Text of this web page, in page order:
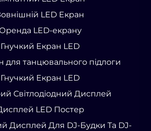
LED Екран
Оренда LED-екрану
Гнучкий Екран LED
для танцювального підлоги
Гнучкий Екран LED
Світлодіодний Дисплей
LED Постер
Дисплей Для DJ-Будки Та DJ-